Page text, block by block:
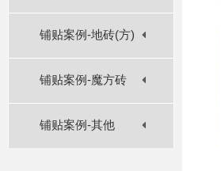
铺贴案例-地砖(方)
铺贴案例-魔方砖
铺贴案例-其他